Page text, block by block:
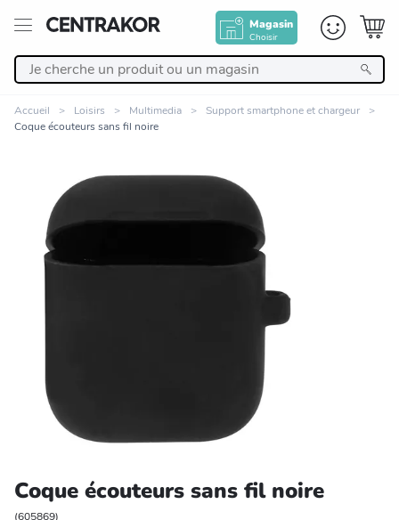
Magasin
Choisir
Décoration
Linge de maison
Salle de bain et beauté
Entretien et rangement
Accueil Loisirs Multimedia
Support smartphone et chargeur
Coque écouteurs sans fil noire
Coque écouteurs sans fil noire
(605869)